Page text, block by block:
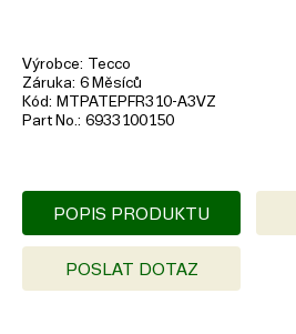
Výrobce Tecco
Záruka 6 Měsíců
Kód
MTPATEPFR310-A3VZ
Part No. 6933100150
POPIS PRODUKTU
POSLAT DOTAZ